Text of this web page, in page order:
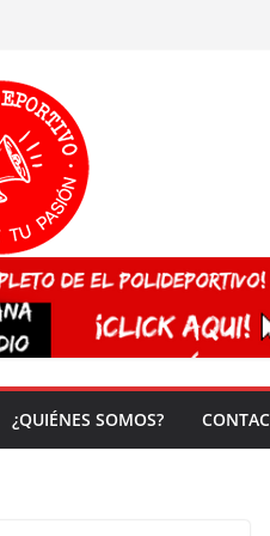
¿QUIÉNES SOMOS?